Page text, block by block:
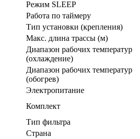
Режим SLEEP
Работа по таймеру
Тип установки (крепления)
Макс. длина трассы (м)
Диапазон рабочих температур
(охлаждение)
Диапазон рабочих температур
(обогрев)
Электропитание
Комплект
Тип фильтра
Страна